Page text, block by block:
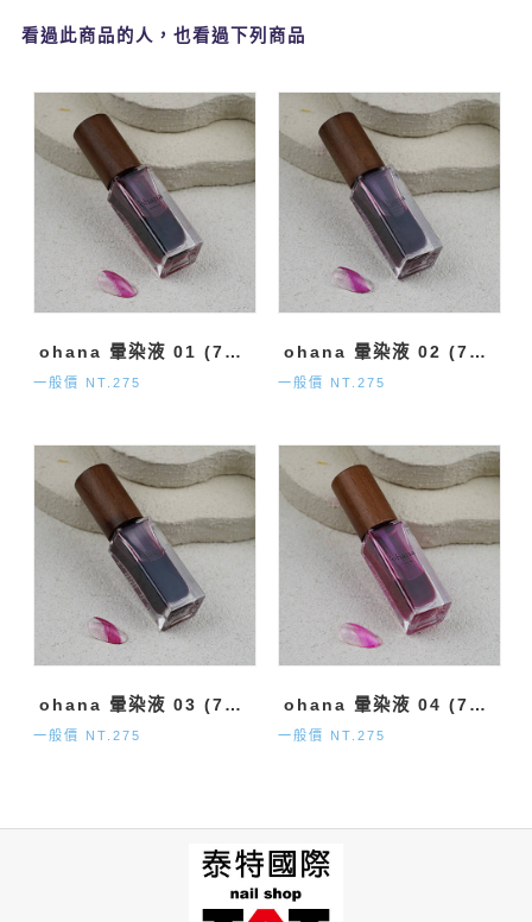
看過此商品的人，也看過下列商品
ohana 暈染液 01 (7ml)
一般價 NT.275
ohana 暈染液 02 (7ml)
一般價 NT.275
ohana 暈染液 03 (7ml)
一般價 NT.275
ohana 暈染液 04 (7ml)
一般價 NT.275